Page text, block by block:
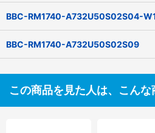
BBC-RM1740-A732U50S02S04-
BBC-RM1740-A732U50S02S09
この商品を見た人は、こん